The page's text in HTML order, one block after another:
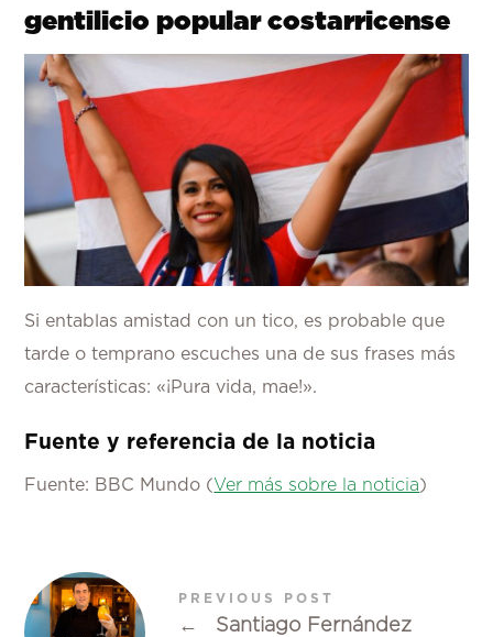
gentilicio popular costarricense
Si entablas amistad con un tico, es probable que
tarde o temprano escuches una de sus frases más
características: «¡Pura vida, mae!».
Fuente y referencia de la noticia
Fuente: BBC Mundo (Ver más sobre la noticia)
PREVIOUS POST
←
Santiago Fernández